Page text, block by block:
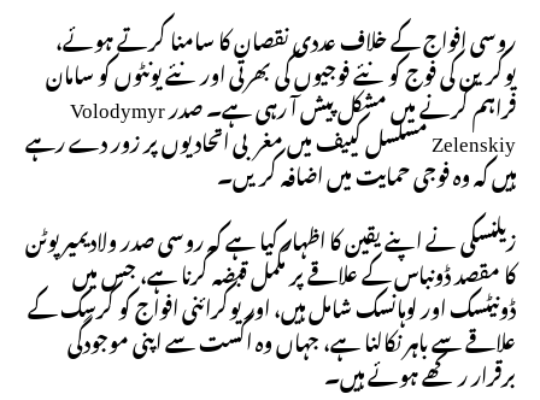
روسی افواج کے خلاف عددی نقصان کا سامنا کرتے ہوئے،
یوکرین کی فوج کو نئے فوجیوں کی بھرتی اور نئے یونٹوں کو سامان
فراہم کرنے میں مشکل پیش آ رہی ہے۔ صدر Volodymyr
Zelenskiy مسلسل کییف میں مغربی اتحادیوں پر زور دے رہے
ہیں کہ وہ فوجی حمایت میں اضافہ کریں۔
زیلنسکی نے اپنے یقین کا اظہار کیا ہے کہ روسی صدر ولادیمیر پوٹن
کا مقصد ڈونباس کے علاقے پر مکمل قبضہ کرنا ہے، جس میں
ڈونیٹسک اور لوہانسک شامل ہیں، اور یوکرائنی افواج کو کرسک کے
علاقے سے باہر نکالنا ہے، جہاں وہ اگست سے اپنی موجودگی
برقرار رکھے ہوئے ہیں۔